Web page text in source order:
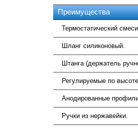
Преимущества
Термостатический
Шланг силиконовый.
Штанга (держатель
Регулируемые по
Анодированные
Ручки из нержавейки.